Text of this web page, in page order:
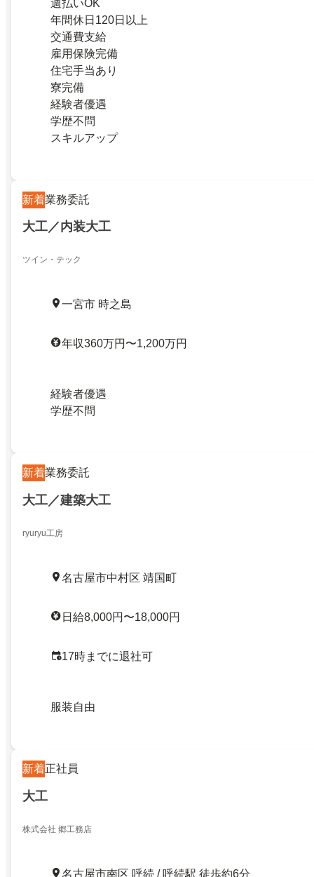
週払いOK
年間休日120日以上
交通費支給
雇用保険完備
住宅手当あり
寮完備
経験者優遇
学歴不問
スキルアップ
新着業務委託
大工／内装大工
ツイン・テック
一宮市 時之島
年収360万円〜1,200万円
経験者優遇
学歴不問
新着業務委託
大工／建築大工
ryuryu工房
名古屋市中村区 靖国町
日給8,000円〜18,000円
17時までに退社可
服装自由
新着正社員
大工
株式会社 郷工務店
名古屋市南区 呼続 / 呼続駅 徒歩約6分